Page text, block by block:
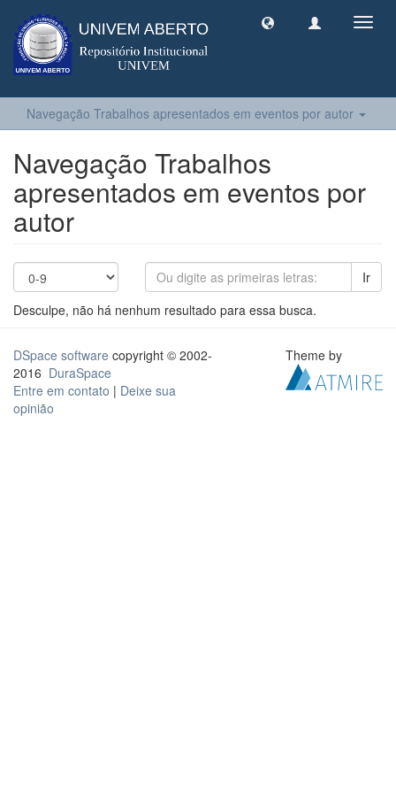
Navegação Trabalhos apresentados em eventos por autor
Navegação Trabalhos
apresentados em eventos por
autor
Ir
Desculpe, não há nenhum resultado para essa busca.
DSpace software copyright © 2002-
2016 DuraSpace
Entre em contato | Deixe sua
opinião
Theme by